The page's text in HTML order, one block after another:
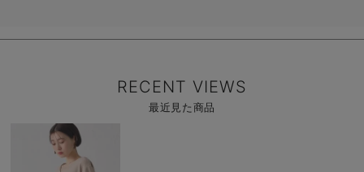
RECENT VIEWS
最近見た商品